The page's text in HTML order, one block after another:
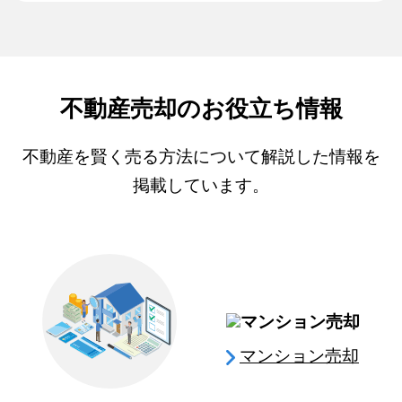
不動産売却のお役立ち情報
不動産を賢く売る方法について解説した情報を
掲載しています。
マンション売却